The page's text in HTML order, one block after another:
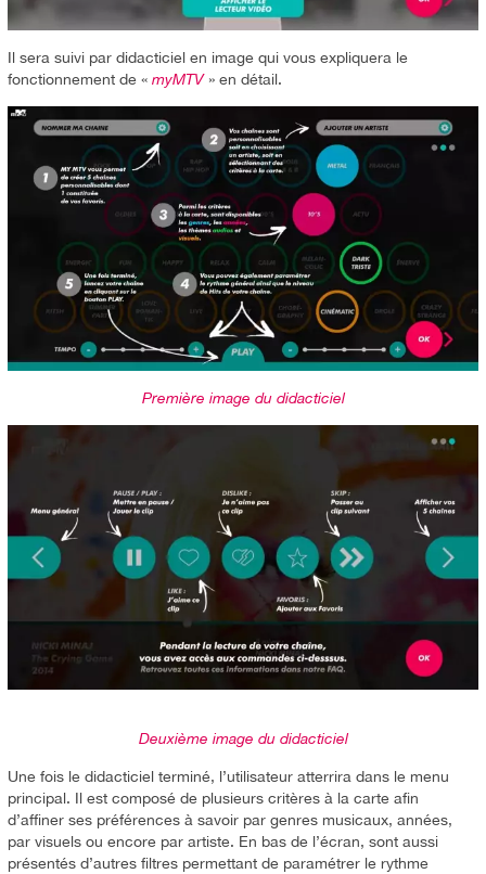
Il sera suivi par didacticiel en image qui vous expliquera le
fonctionnement de « myMTV » en détail.
Première image du didacticiel
Deuxième image du didacticiel
Une fois le didacticiel terminé, l’utilisateur atterrira dans le menu
principal. Il est composé de plusieurs critères à la carte afin
d’affiner ses préférences à savoir par genres musicaux, années,
par visuels ou encore par artiste. En bas de l’écran, sont aussi
présentés d’autres filtres permettant de paramétrer le rythme